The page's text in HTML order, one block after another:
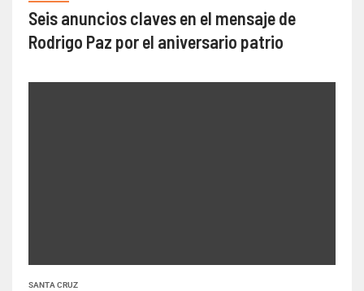
Seis anuncios claves en el mensaje de
Rodrigo Paz por el aniversario patrio
SANTA CRUZ